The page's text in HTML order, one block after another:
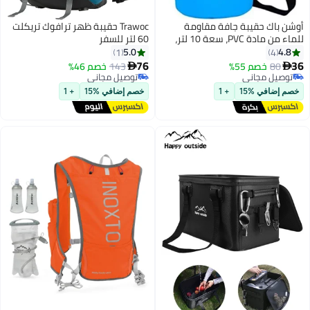
حقيبة جافة مقاومة
للماء من مادة PVC، سعة 10 لتر،
مناسبة للغوص
للرجال والنساء، وللشاطئ
وللرحلات النهرية
مع حزام كتف، مثالية
والشاطئ، وركوب القوارب،
طويلة، والتخييم،
خصم 55%
مجاني
مجاني
%15
+ 1
Trawoc حقيبة ظهر ترافوك تريكلت
60 لتر للسفر
143خصم 46%
توصيل مجاني
توصيل مجاني
خصم إضافي %15 + 1